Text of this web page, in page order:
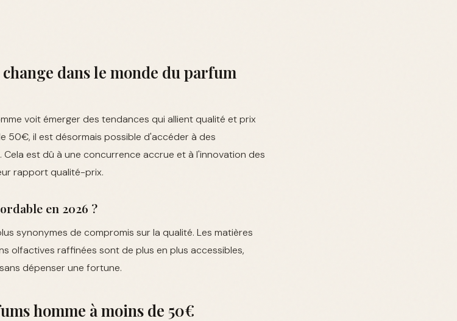
dans le monde du parfum
voit émerger des tendances qui allient qualité et prix
50€, il est désormais possible d'accéder à des
est dû à une concurrence accrue et à l'innovation des
rapport qualité-prix.
en 2026 ?
synonymes de compromis sur la qualité. Les matières
olfactives raffinées sont de plus en plus accessibles,
dépenser une fortune.
homme à moins de 50€